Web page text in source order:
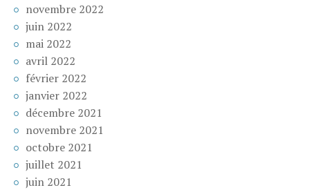
novembre 2022
juin 2022
mai 2022
avril 2022
février 2022
janvier 2022
décembre 2021
novembre 2021
octobre 2021
juillet 2021
juin 2021